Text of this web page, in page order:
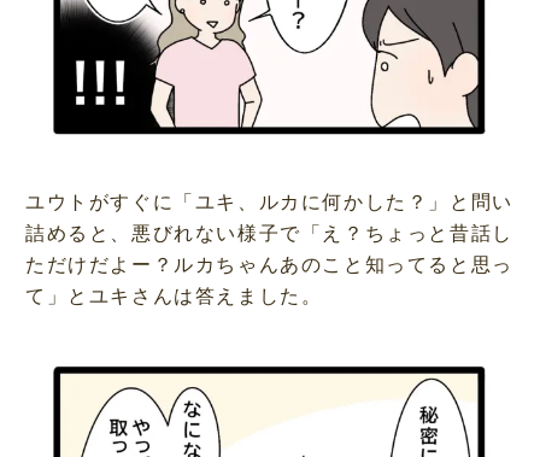
ユウトがすぐに「ユキ、ルカに何かした？」と問い
詰めると、悪びれない様子で「え？ちょっと昔話し
ただけだよー？ルカちゃんあのこと知ってると思っ
て」とユキさんは答えました。